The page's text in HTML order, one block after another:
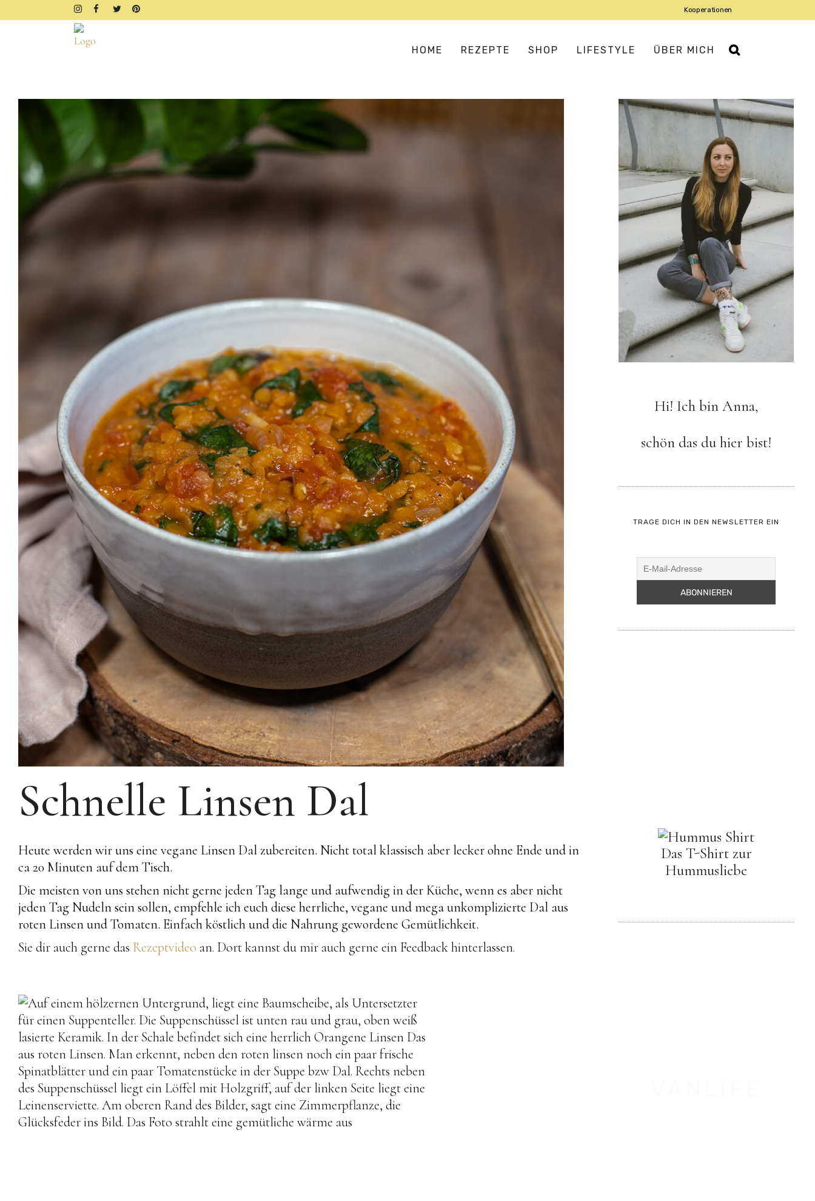
Kooperationen
HOME REZEPTE
BROTZEIT
DIPS & AUFSTRICHE
SÜSSES
GRILLEN & PICKNICK
BEILAGEN
VANLIFE & REZEPTE
SUPPEN & EINTÖPFE
SALATE & BOWLS
SHOP LIFESTYLE ÜBER MICH
Schnelle Linsen Dal
Heute werden wir uns eine vegane Linsen Dal zubereiten. Nicht total klassisch aber lecker ohne Ende und in
ca 20 Minuten auf dem Tisch.
Die meisten von uns stehen nicht gerne jeden Tag lange und aufwendig in der Küche, wenn es aber nicht
jeden Tag Nudeln sein sollen, empfehle ich euch diese herrliche, vegane und mega unkomplizierte Dal aus
roten Linsen und Tomaten. Einfach köstlich und die Nahrung gewordene Gemütlichkeit.
Sie dir auch gerne das Rezeptvideo an. Dort kannst du mir auch gerne ein Feedback hinterlassen.
Hi! Ich bin Anna,
schön das du hier bist!
TRAGE DICH IN DEN NEWSLETTER EIN
Das T-Shirt zur
Hummusliebe